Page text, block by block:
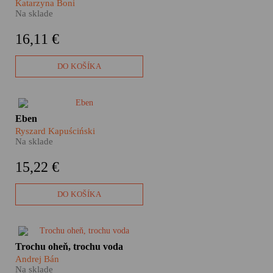
komunitě, která všechno sdílí.
Katarzyna Boni se rozhodla na
indickém utopickém městě
jeho založení žije.
Katarzyna Boni
Na sklade
16,11 €
DO KOŠÍKA
Vďaka Kapuścińského knihe
Eben pochopíme, akú hodnotu
má v Afrike hrsť ryže, hlt vody,
prievan a kúsok tieňa tam, kde
bojovať o holý život.
Eben
Ryszard Kapuściński
Na sklade
15,22 €
DO KOŠÍKA
Balkán, jeho krajiny i dejiny sú
fascinujúce. Niekedy sa nám
zdajú celkom blízke, inokedy je
Trochu oheň, trochu voda
Andrej Bán
Na sklade